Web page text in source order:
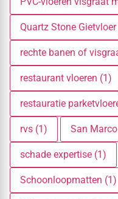
Quartz Stone
rechte banen of
restaurant vloeren (1)
restauratie
rvs (1) San
schade expertise (1)
Schoonloopmatten (1)